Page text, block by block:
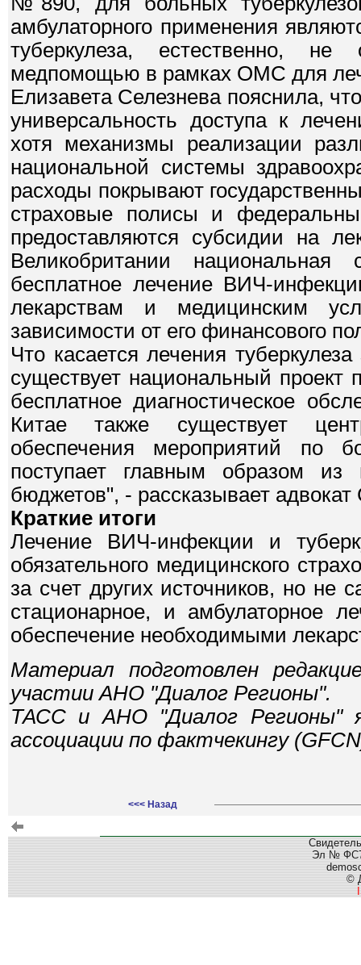
амбулаторного применения
туберкулеза, естественно,
медпомощью в рамках ОМС для
Елизавета Селезнева пояснила,
универсальность доступа к
хотя механизмы реализации
национальной системы
расходы покрывают
страховые полисы и
предоставляются субсидии на
Великобритании национальная
бесплатное лечение ВИЧ-
лекарствам и медицинским
зависимости от его финансового
Что касается лечения
существует национальный
бесплатное диагностическое
Китае также существует
обеспечения мероприятий по
поступает главным образом из
бюджетов", - рассказывает адвокат
Краткие итоги
Лечение ВИЧ-инфекции и
обязательного медицинского
за счет других источников, но не
стационарное, и амбулаторное
обеспечение необходимыми
Материал подготовлен
участии АНО "Диалог Регионы".
ТАСС и АНО "Диалог Регионы"
ассоциации по фактчекингу
<<< Назад
Эл №
©